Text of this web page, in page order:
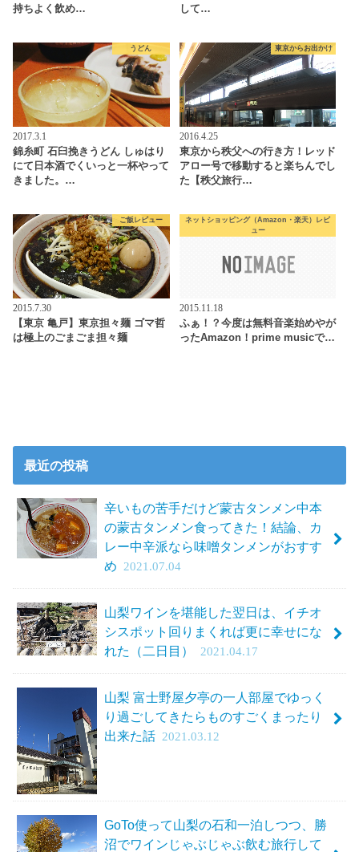
持ちよく飲め… して…
うどん
2017.3.1
錦糸町 石臼挽きうどん しゅはり
にて日本酒でくいっと一杯やって
きました。…
東京からお出かけ
2016.4.25
東京から秩父への行き方！レッド
アロー号で移動すると楽ちんでし
た【秩父旅行…
ご飯レビュー
2015.7.30
【東京 亀戸】東京担々麺 ゴマ哲
は極上のごまごま担々麺
ネットショッピング（Amazon・楽天）レビ
ュー
2015.11.18
ふぁ！？今度は無料音楽始めやが
ったAmazon！prime musicで…
最近の投稿
辛いもの苦手だけど蒙古タンメン中本
の蒙古タンメン食ってきた！結論、カ
レー中辛派なら味噌タンメンがおすす
め
2021.07.04
山梨ワインを堪能した翌日は、イチオ
シスポット回りまくれば更に幸せにな
れた（二日目）
2021.04.17
山梨 富士野屋夕亭の一人部屋でゆっく
り過ごしてきたらものすごくまったり
出来た話 2021.03.12
GoTo使って山梨の石和一泊しつつ、勝
沼でワインじゃぶじゃぶ飲む旅行して